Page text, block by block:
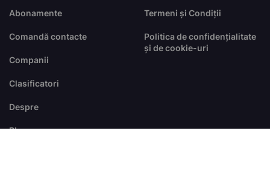
Abonamente
Comandă contacte
Companii
Clasificatori
Despre
Blog
Termeni și Condiții
Politica de confidențialitate
și de cookie-uri